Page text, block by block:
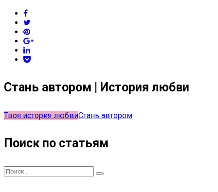
Стань автором | История любви
Твоя история любвиСтань автором
Поиск по статьям